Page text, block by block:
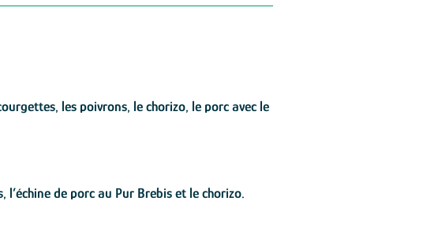
les poivrons, le chorizo, le porc avec le
de porc au Pur Brebis et le chorizo.